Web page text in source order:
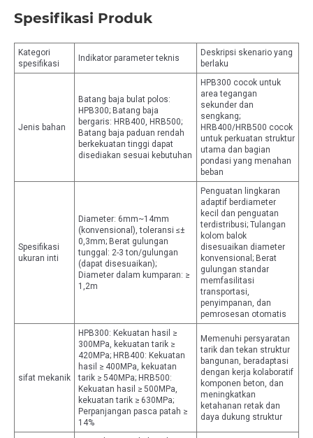
Spesifikasi Produk
Kategori
spesifikasi
Indikator parameter teknis
Deskripsi skenario yang
berlaku
Jenis bahan
Batang baja bulat polos:
HPB300; Batang baja
bergaris: HRB400, HRB500;
Batang baja paduan rendah
berkekuatan tinggi dapat
disediakan sesuai kebutuhan
HPB300 cocok untuk
area tegangan
sekunder dan
sengkang;
HRB400/HRB500 cocok
untuk perkuatan struktur
utama dan bagian
pondasi yang menahan
beban
Spesifikasi
ukuran inti
Diameter: 6mm~14mm
(konvensional), toleransi ≤±
0,3mm; Berat gulungan
tunggal: 2-3 ton/gulungan
(dapat disesuaikan);
Diameter dalam kumparan: ≥
1,2m
Penguatan lingkaran
adaptif berdiameter
kecil dan penguatan
terdistribusi; Tulangan
kolom balok
disesuaikan diameter
konvensional; Berat
gulungan standar
memfasilitasi
transportasi,
penyimpanan, dan
pemrosesan otomatis
sifat mekanik
HPB300: Kekuatan hasil ≥
300MPa, kekuatan tarik ≥
420MPa; HRB400: Kekuatan
hasil ≥ 400MPa, kekuatan
tarik ≥ 540MPa; HRB500:
Kekuatan hasil ≥ 500MPa,
kekuatan tarik ≥ 630MPa;
Perpanjangan pasca patah ≥
14%
Memenuhi persyaratan
tarik dan tekan struktur
bangunan, beradaptasi
dengan kerja kolaboratif
komponen beton, dan
meningkatkan
ketahanan retak dan
daya dukung struktur